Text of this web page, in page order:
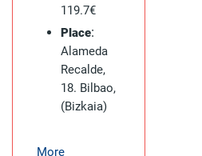
119.7€
Place:
Alameda
Recalde,
18. Bilbao,
(Bizkaia)
More